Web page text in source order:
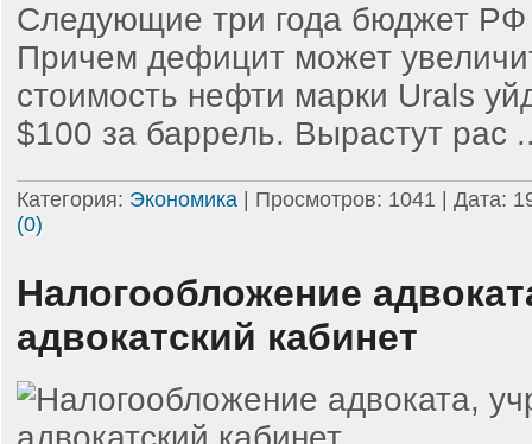
Следующие три года бюджет
Причем дефицит может
стоимость нефти марки Urals
$100 за баррель. Вырастут рас
Категория: Экономика | Просмотров: 1041 | Дата:
(0)
Налогообложение
адвокатский кабинет